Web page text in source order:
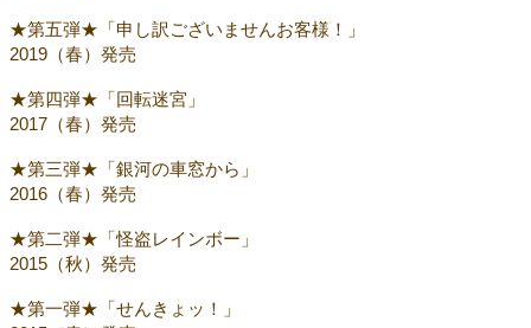
★第五弾★「申し訳ございませんお客様！」
2019（春）発売
★第四弾★「回転迷宮」
2017（春）発売
★第三弾★「銀河の車窓から」
2016（春）発売
★第二弾★「怪盗レインボー」
2015（秋）発売
★第一弾★「せんきょッ！」